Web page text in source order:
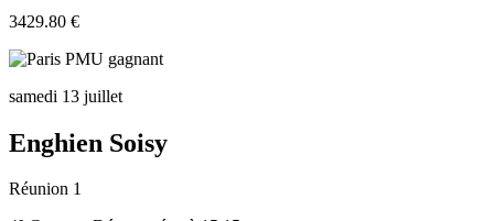
3429.80 €
samedi 13 juillet
Enghien Soisy
Réunion 1